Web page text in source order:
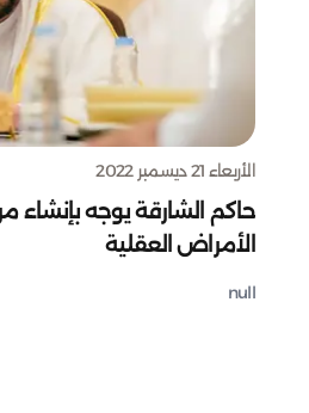
الأربعاء 21 ديسمبر 2022
حاكم الشارقة يوجه
الأمراض العقلية
null